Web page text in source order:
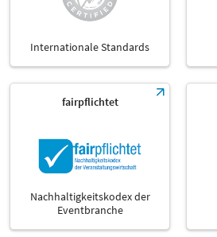
Internationale Standards
fairpflichtet
Nachhaltigkeitskodex der
Eventbranche